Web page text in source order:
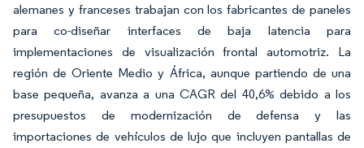
alemanes y franceses trabajan con los fabricantes de paneles
para co-diseñar interfaces de baja latencia para
implementaciones de visualización frontal automotriz. La
región de Oriente Medio y África, aunque partiendo de una
base pequeña, avanza a una CAGR del 40,6% debido a los
presupuestos de modernización de defensa y las
importaciones de vehículos de lujo que incluyen pantallas de